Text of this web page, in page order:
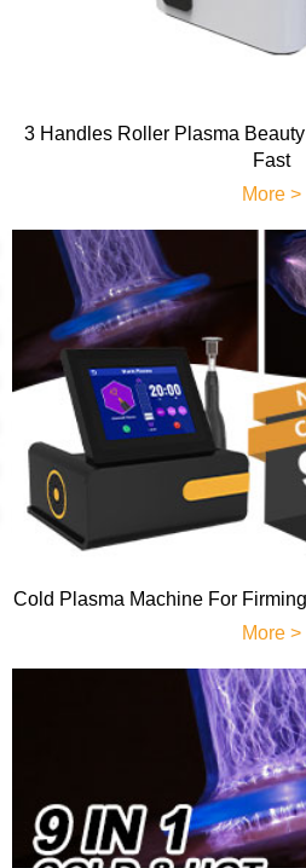
3 Handles Roller Plasma
Fast
More >
Cold Plasma Machine For
More >